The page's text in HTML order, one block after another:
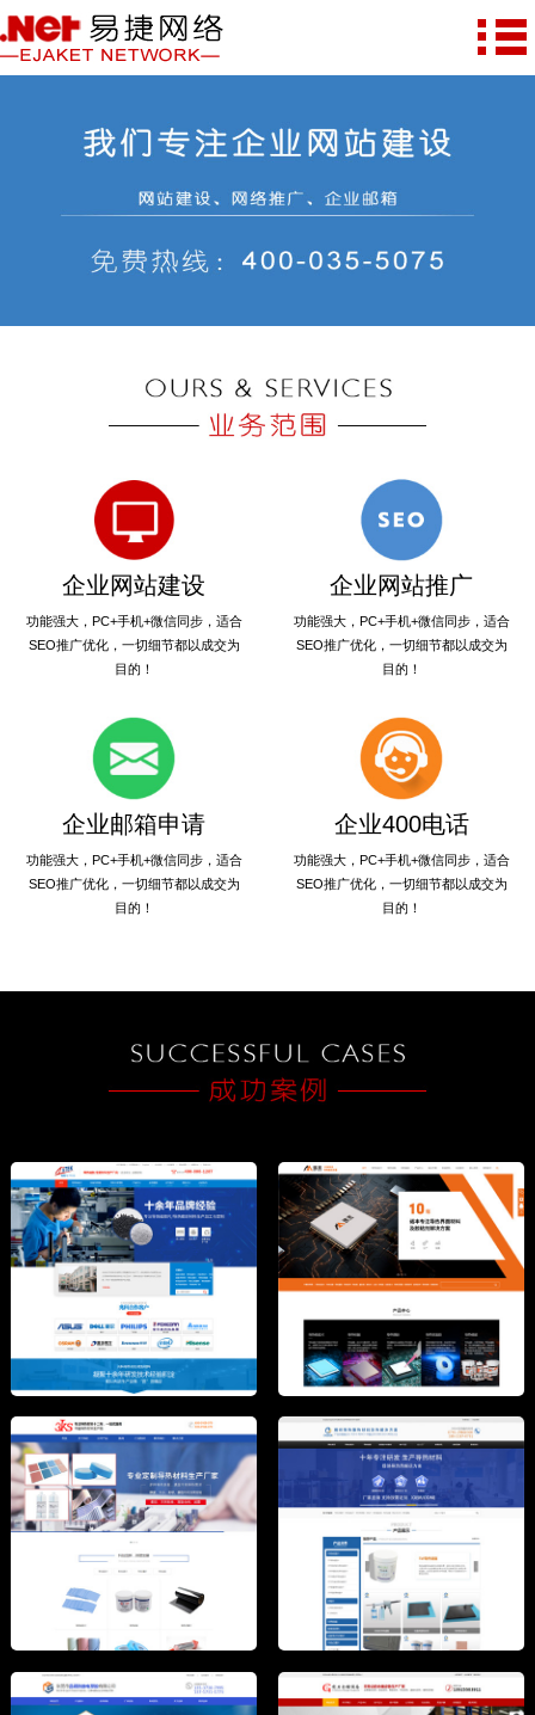
企业网站建设
功能强大，PC+手机+微信同步，适合
SEO推广优化，一切细节都以成交为
目的！
企业网站推广
功能强大，PC+手机+微信同步，适合
SEO推广优化，一切细节都以成交为
目的！
企业邮箱申请
功能强大，PC+手机+微信同步，适合
SEO推广优化，一切细节都以成交为
目的！
企业400电话
功能强大，PC+手机+微信同步，适合
SEO推广优化，一切细节都以成交为
目的！